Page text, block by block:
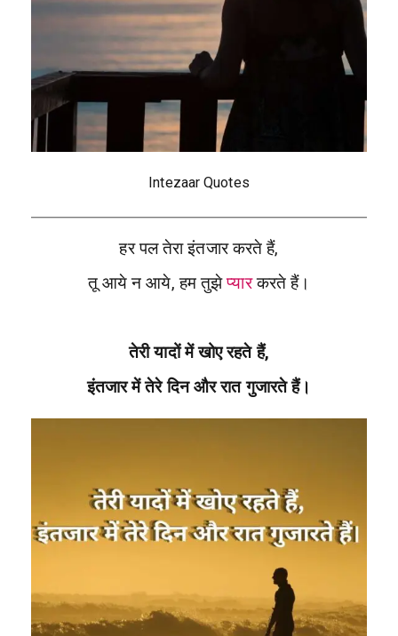
Intezaar Quotes
हर पल तेरा इंतजार करते हैं,
तू आये न आये, हम तुझेप्यारकरते हैं।
तेरी यादों में खोए रहते हैं,
इंतजार में तेरे दिन और रात गुजारते हैं।